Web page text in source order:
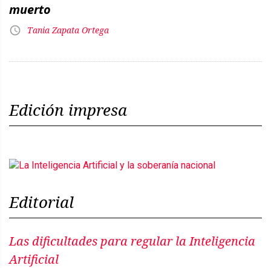
muerto
Tania Zapata Ortega
Edición impresa
Editorial
Las dificultades para regular la Inteligencia
Artificial